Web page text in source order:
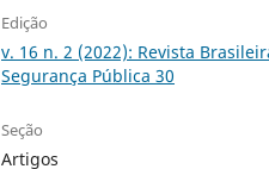
Edição
v. 16 n. 2 (2022): Revista
Segurança Pública 30
Seção
Artigos